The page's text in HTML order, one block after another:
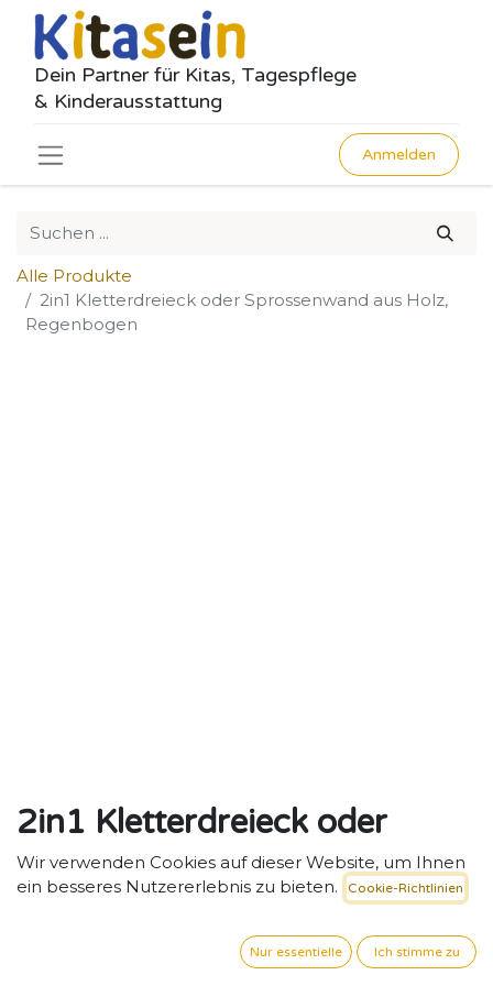
Dein Partner für Kitas, Tagespflege
& Kinderausstattung
Anmelden
Alle Produkte
2in1 Kletterdreieck oder Sprossenwand aus Holz,
Regenbogen
2in1 Kletterdreieck oder
Sprossenwand aus Holz,
Regenbogen
2in1 Kletterdreieck & Sprossenwand – Motorik und
Fantasie spielerisch fördern.
Wir verwenden Cookies auf dieser Website, um Ihnen
ein besseres Nutzererlebnis zu bieten.
Cookie-Richtlinien
Nur essentielle Ich stimme zu